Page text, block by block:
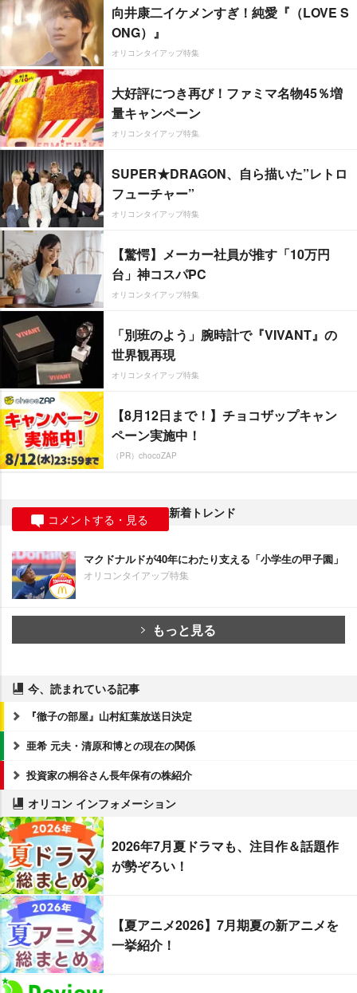
向井康二イケメンすぎ！純愛『（LOVE S
ONG）』
オリコンタイアップ特集
大好評につき再び！ファミマ名物45％増
量キャンペーン
オリコンタイアップ特集
SUPER★DRAGON、自ら描いた”レトロ
フューチャー”
オリコンタイアップ特集
【驚愕】メーカー社員が推す「10万円
台」神コスパPC
オリコンタイアップ特集
「別班のよう」腕時計で『VIVANT』の
世界観再現
オリコンタイアップ特集
【8月12日まで！】チョコザップキャン
ペーン実施中！
（PR）chocoZAP
コメントする・見る 新着トレンド
マクドナルドが40年にわたり支える「小学生の甲子園」
オリコンタイアップ特集
もっと見る
今、読まれている記事
『徹子の部屋』山村紅葉放送日決定
亜希 元夫・清原和博との現在の関係
投資家の桐谷さん長年保有の株紹介
オリコン インフォメーション
2026年7月夏ドラマも、注目作＆話題作
が勢ぞろい！
【夏アニメ2026】7月期夏の新アニメを
一挙紹介！